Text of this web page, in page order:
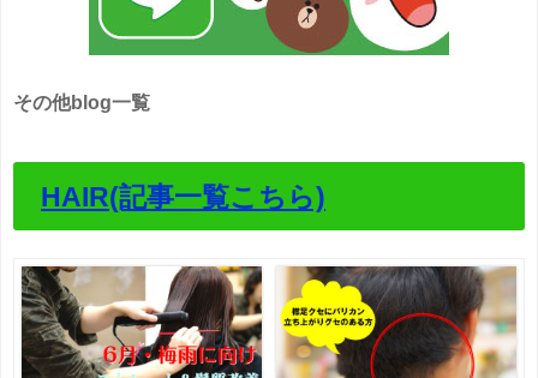
その他blog一覧
HAIR(記事一覧こちら)